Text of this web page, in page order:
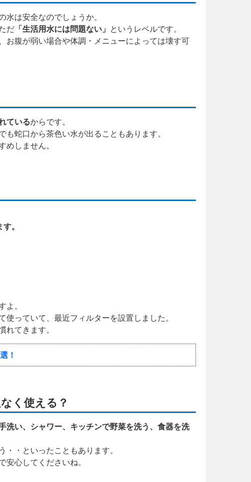
は安全なのでしょうか。
だ 「生活用水には問題ない」 というレベルです。
お腹が弱い場合や体調・メニューによっては壊す可
ているからです。
蛇口から茶色い水が出ることもあります。
しません。
。
よ。
っていて、最近フィルターを設置しました。
てきます。
！
く使える？
洗い、シャワー、キッチンで野菜を洗う、食器を洗
・といったこともあります。
心してくださいね。